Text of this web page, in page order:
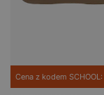
Cena z kodem SCHOOL: